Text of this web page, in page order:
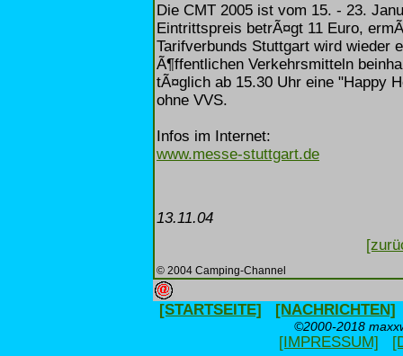
Die CMT 2005 ist vom 15. - 23.
Eintrittspreis betrÃ¤gt 11 Euro,
Tarifverbunds Stuttgart wird wieder
Ã¶ffentlichen Verkehrsmitteln
tÃ¤glich ab 15.30 Uhr eine "Happy
ohne VVS.
Infos im Internet:
www.messe-stuttgart.de
13.11.04
© 2004 Camping-Channel
[STARTSEITE] [NACHRICHTEN]
©2000-2018
[IMPRESSUM]